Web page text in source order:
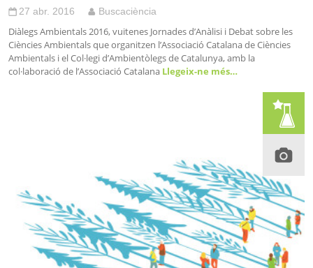
27 abr. 2016 Buscaciència
Diàlegs Ambientals 2016, vuitenes Jornades d’Anàlisi i Debat sobre les
Ciències Ambientals que organitzen l’Associació Catalana de Ciències
Ambientals i el Col·legi d’Ambientòlegs de Catalunya, amb la
col·laboració de l’Associació Catalana Llegeix-ne més…